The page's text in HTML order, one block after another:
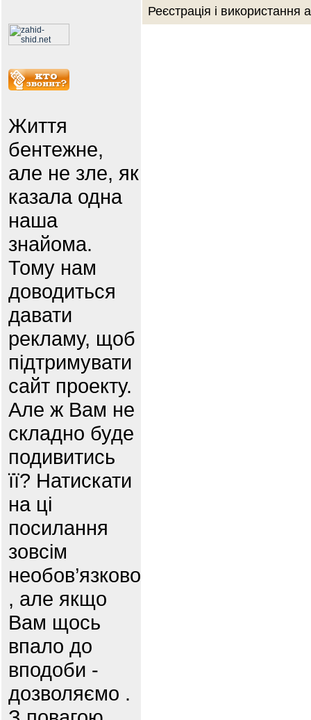
Життя
бентежне,
але не зле, як
казала одна
наша
знайома.
Тому нам
доводиться
давати
рекламу, щоб
підтримувати
сайт проекту.
Але ж Вам не
складно буде
подивитись
її? Натискати
на ці
посилання
зовсім
необов’язково
, але якщо
Вам щось
впало до
вподоби -
дозволяємо .
Реєстрація і використання